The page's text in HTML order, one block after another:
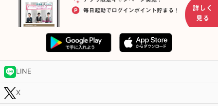
LINE
X